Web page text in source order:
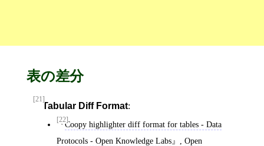
表の差分
[21]
Tabular Diff Format:
[22]Coopy highlighter diff format for tables - Data
Protocols - Open Knowledge Labs
Open